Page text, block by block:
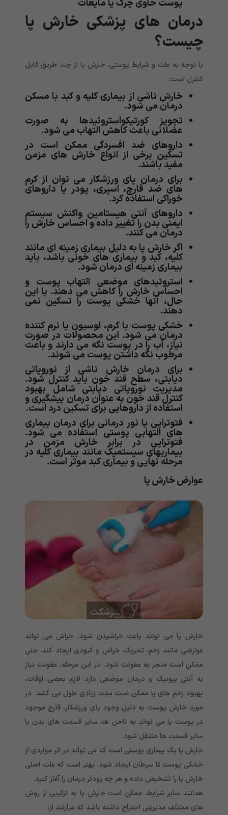
پوست حاوی چرک یا مایعات
درمان های پزشکی خارش پا
چیست؟
با توجه به علت و شرایط پوستی، خارش پا از چند طریق قابل
کنترل است:
خارش ناشی از بیماری کلیه و کبد با مسکن
درمان می شود.
تجویز کورتیکواستروئیدها به صورت
عضلانی باعث کاهش التهاب می شود.
داروهای ضد افسردگی ممکن است در
تسکین برخی از انواع خارش های مزمن
مفید باشند.
برای درمان پای ورزشکار می توان از کرم
های ضد قارچ، اسپری، پودر یا داروهای
خوراکی استفاده کرد.
داروهای آنتی هیستامین واکنش سیستم
ایمنی بدن را تغییر داده و احساس خارش را
درمان می کنند.
اگر خارش پا به دلیل بیماری زمینه ای مانند
کلیه، کبد و بیماری های خونی باشد، باید
بیماری زمینه ای درمان شود.
استروئیدهای موضعی التهاب پوست و
احساس خارش را کاهش می دهند. با این
حال، آنها خشکی پوست را تسکین نمی
دهند.
خشکی پوست با کرم، لوسیون یا نرم کننده
درمان می شود. این محصولات در صورت
نیاز، آب را در پوست نگه می دارند و باعث
مرطوب نگه داشتن پوست می شوند.
برای درمان خارش ناشی از نوروپاتی
دیابتی، سطح قند خون باید کنترل شود.
مدیریت نوروپاتی دیابتی شامل بهبود
کنترل قند خون به عنوان درمان پیشگیری و
استفاده از داروهایی برای تسکین درد است.
فتوتراپی یا نور درمانی برای درمان بیماری
های التهابی پوستی استفاده می شود.
فتوتراپی در برابر خارش مزمن در
بیماریهای سیستمیک مانند بیماری کلیه در
مرحله نهایی و بیماری کبد موثر است.
عوارض خارش پا
خارش پا می تواند باعث خراشیدن شود. خراش می تواند
عوارضی مانند زخم، تحریک، خراش و کبودی ایجاد کند. حتی
ممکن است منجر به عفونت شود. در این مرحله، عفونت نیاز
به آنتی بیوتیک و درمان موضعی دارد لازم بعضی اوقات،
بهبود زخم های پا ممکن است مدت زیادی طول می کشد. در
مورد خارش پوست به دلیل وجود پای ورزشکار، قارچ موجود
در پوست پا می تواند به ناخن ها، سایر قسمت های بدن یا
سایر قسمت ها منتقل شود.
خارش پا یک بیماری پوستی است که می تواند در اثر مواردی از
خشکی پوست تا سرطان ایجاد شود. بهتر است که علت اصلی
خارش پا را تشخیص داده و هر چه زودتر درمان را آغاز کنید.
همانند سایر شرایط، ممکن است خارش پا به ترکیبی از روش
های مختلف مدیریتی احتیاج داشته باشد که عبارتند از: